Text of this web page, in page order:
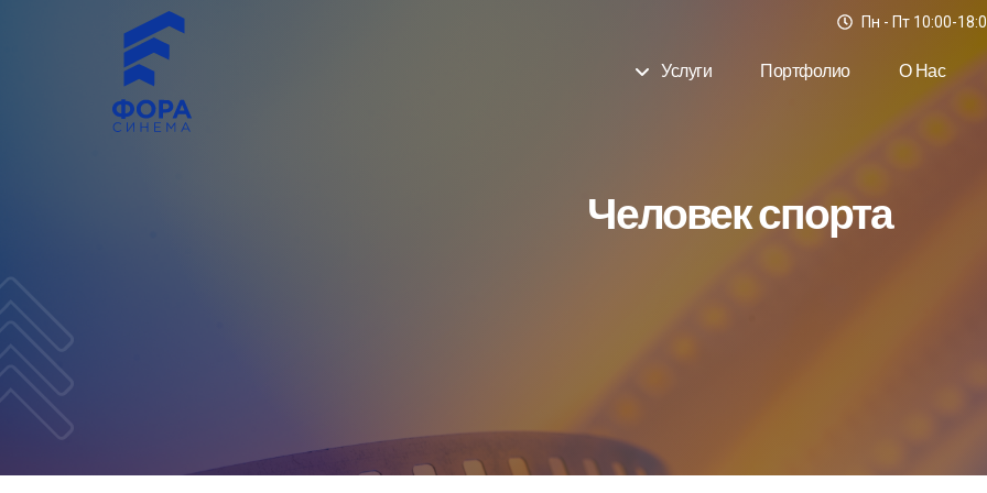
Пн - Пт 10:00-
Услуги Портфолио О Нас
Человек спорта